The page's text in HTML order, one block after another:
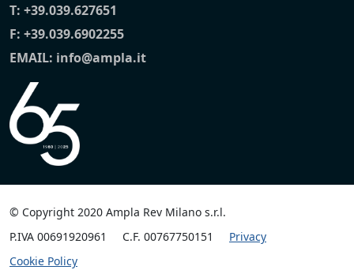
T: +39.039.627651
F: +39.039.6902255
EMAIL: info@ampla.it
© Copyright 2020 Ampla Rev Milano s.r.l.
P.IVA 00691920961
C.F. 00767750151
Privacy
Cookie Policy